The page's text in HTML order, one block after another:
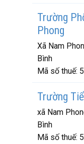
Trường
Phong
Xã Nam
Bình
Mã số thuế:
Trường
xã Nam
Bình
Mã số thuế: